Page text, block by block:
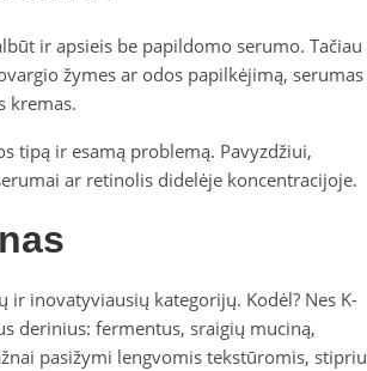
ir apsieis be papildomo serumo. Tačiau
žymes ar odos papilkėjimą, serumas
kremas.
tipą ir esamą problemą. Pavyzdžiui,
ar retinolis didelėje koncentracijoje.
inovatyviausių kategorijų. Kodėl? Nes K-
derinius: fermentus, sraigių muciną,
pasižymi lengvomis tekstūromis, stipriu